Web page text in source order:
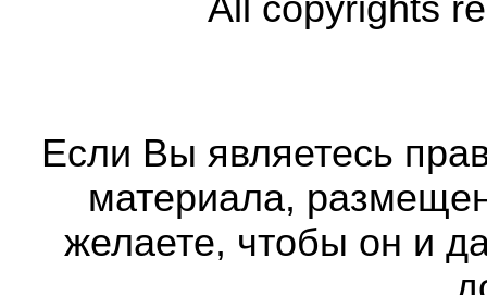
All copyrights
Если Вы являетесь
материала,
желаете, чтобы он и